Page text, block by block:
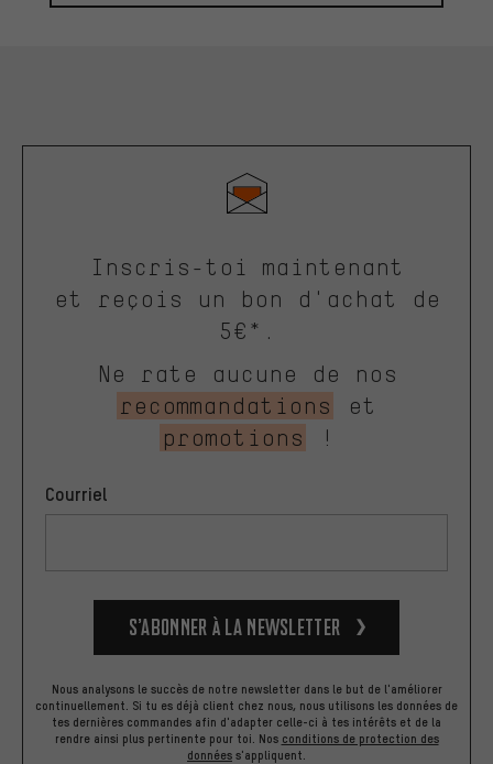
Inscris-toi maintenant
et reçois un bon d'achat de
5€*.
Ne rate aucune de nos
recommandations
et
promotions
!
Courriel
S’abonner à la newsletter
Nous analysons le succès de notre newsletter dans le but de l'améliorer
continuellement. Si tu es déjà client chez nous, nous utilisons les données de
tes dernières commandes afin d'adapter celle-ci à tes intérêts et de la
rendre ainsi plus pertinente pour toi. Nos conditions de protection des
données s'appliquent.